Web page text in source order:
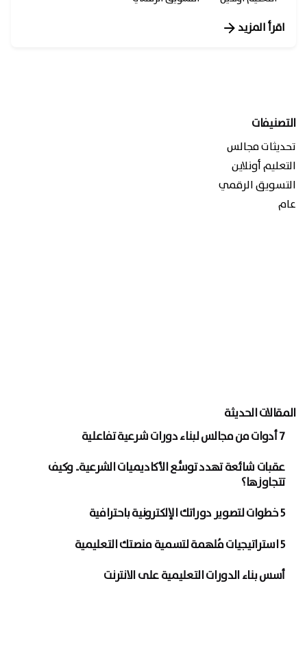
اقرأ المزيد
التصنيفات
تحديثات مجالس
التعليم أونلاين
التسويق الرقمي
عام
المقالات الحديثة
7 أدوات من مجالس لبناء دورات شرعية تفاعلية
عقبات شائعة تهدد توسُّع الأكاديميات الشرعية.. وكيف
تتجاوزها؟
5 خطوات لتصوير دوراتك الإلكترونية باحترافية
5 استراتيجيات مُلهمة لتسمية منصتك التعليمية
أسس بناء الدورات التعليمية على الانترنت